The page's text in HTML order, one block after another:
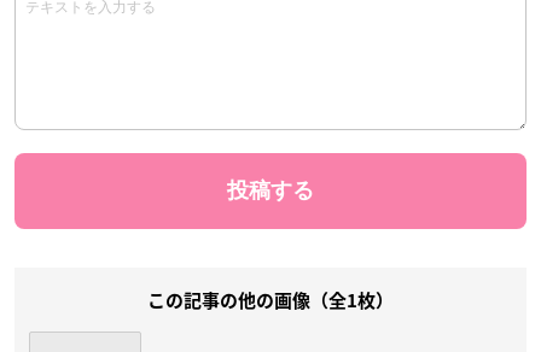
この記事の他の画像（全1枚）